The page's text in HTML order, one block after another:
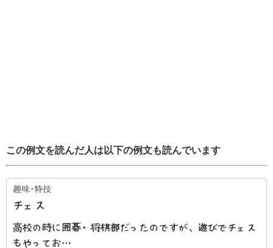
この例文を読んだ人は以下の例文も読んでいます
チェス
高校の時に囲碁・将棋部だったのですが、遊びでチェス
もやってお…